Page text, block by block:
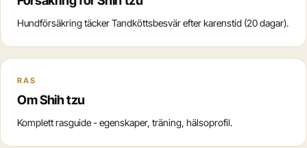
Hundförsäkring täcker Tandköttsbesvär efter karenstid (20 dagar).
RAS
Om Shih tzu
Komplett rasguide - egenskaper, träning, hälsoprofil.